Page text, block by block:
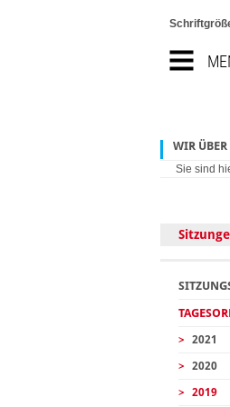
WIR ÜBER
Sie sind
> 2021
> 2020
> 2019